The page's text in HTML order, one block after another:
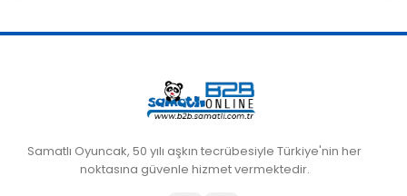
Samatlı Oyuncak, 50 yılı aşkın tecrübesiyle Türkiye'nin her
noktasına güvenle hizmet vermektedir.